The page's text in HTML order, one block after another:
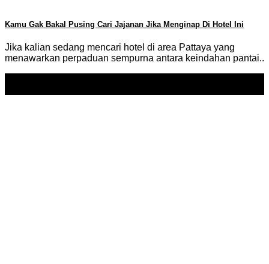
Kamu Gak Bakal Pusing Cari Jajanan Jika Menginap Di Hotel Ini
Jika kalian sedang mencari hotel di area Pattaya yang
menawarkan perpaduan sempurna antara keindahan pantai..